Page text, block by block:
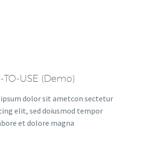
TO-USE (Demo)
dolor sit ametcon sectetur
elit, sed doiusmod tempor
et dolore magna